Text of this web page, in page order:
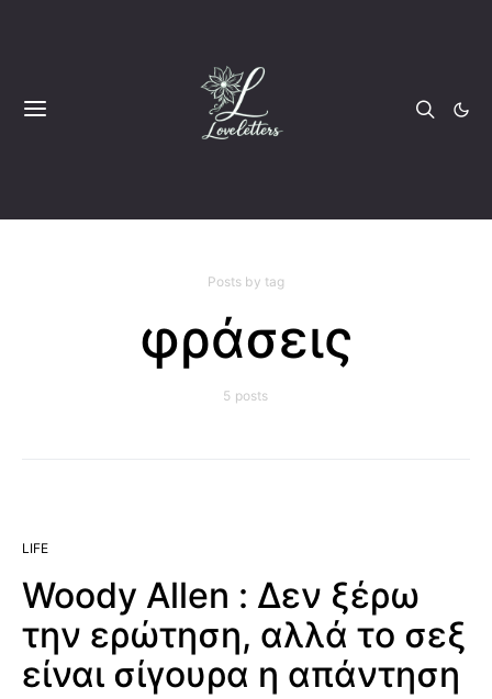
Posts by tag
φράσεις
5 posts
LIFE
Woody Allen : Δεν ξέρω
την ερώτηση, αλλά το σεξ
είναι σίγουρα η απάντηση